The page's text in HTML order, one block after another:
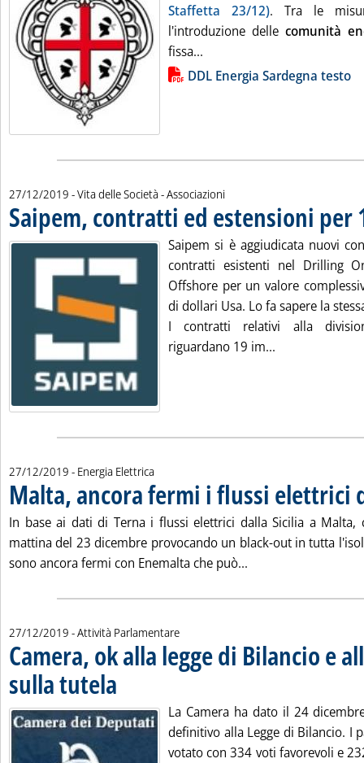
Staffetta 23/12). Tra le
l'introduzione delle comunità
fissa...
Lista allegati PDF alla notiziaDDL Energia Sardegna testo
27/12/2019 - Vita delle Società - Associazioni
Saipem, contratti ed estensioni per
Saipem si è aggiudicata nuovi
contratti esistenti nel Drilling
Offshore per un valore
di dollari Usa. Lo fa sapere la
I contratti relativi alla
riguardano 19 im...
27/12/2019 - Energia Elettrica
Malta, ancora fermi i flussi elettrici
In base ai dati di Terna i flussi elettrici dalla Sicilia a
mattina del 23 dicembre provocando un black-out in tutta
sono ancora fermi con Enemalta che può...
27/12/2019 - Attività Parlamentare
Camera, ok alla legge di Bilancio e
sulla tutela . Pubblicata venerdì 27 dicembre 2019 alle 10.43.
La Camera ha dato il 24
definitivo alla Legge di Bilancio. I
votato con 334 voti favorevoli e